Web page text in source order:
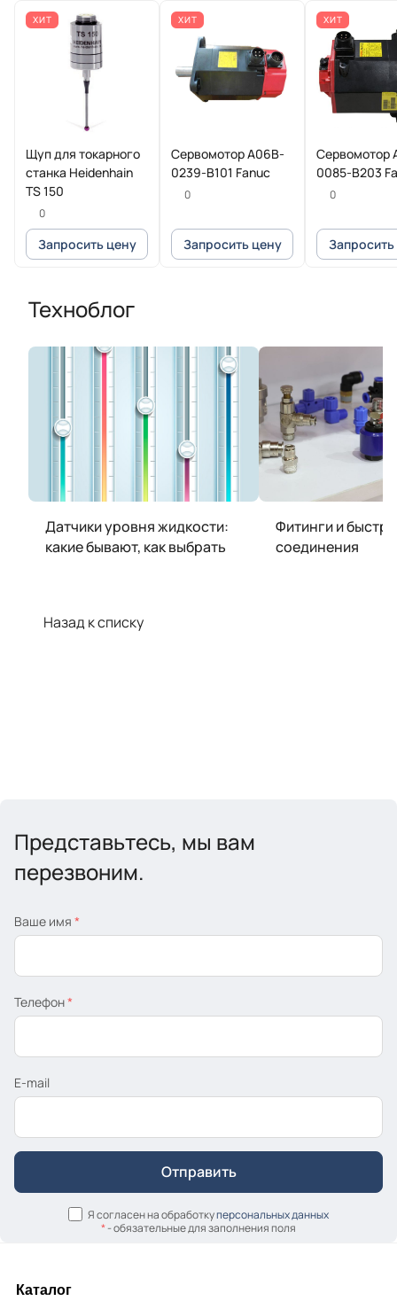
ХИТ
Щуп для токарного
станка Heidenhain
TS 150
0
Запросить цену
ХИТ
Сервомотор A06B-
0239-B101 Fanuc
0
Запросить цену
ХИТ
Сервомотор
0085-B203
0
Техноблог
Датчики уровня жидкости:
какие бывают, как выбрать
Фитинги и
соединения
Назад к списку
Представьтесь, мы вам
перезвоним.
Ваше имя *
Телефон*
E-mail
Я согласен на обработкуперсональных данных
*- обязательные для заполнения поля
Каталог